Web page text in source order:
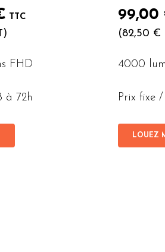
TTC
)
FHD
à 72h
99,00
(82,50 €
4000
Prix fixe
LOUEZ